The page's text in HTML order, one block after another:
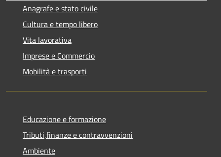
Anagrafe e stato civile
Cultura e tempo libero
Vita lavorativa
Imprese e Commercio
Mobilità e trasporti
Educazione e formazione
Tributi,finanze e contravvenzioni
Ambiente